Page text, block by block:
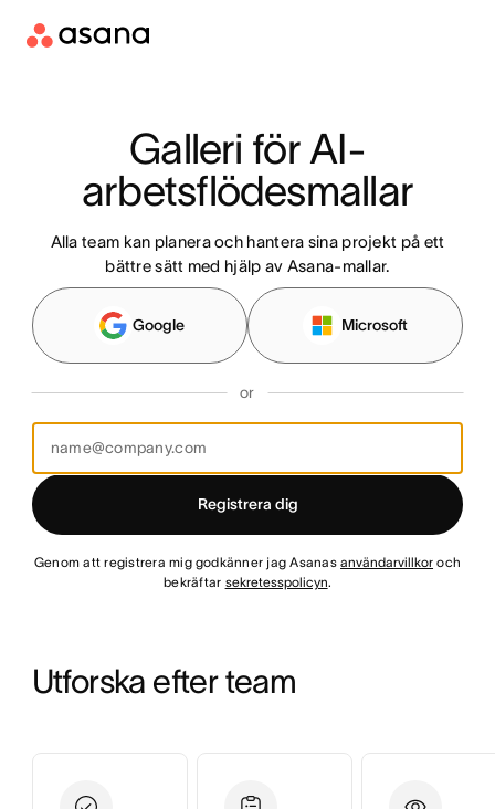
Galleri för AI-
arbetsflödesmallar
Alla team kan planera och hantera sina projekt på ett
bättre sätt med hjälp av Asana-mallar.
Google Microsoft
or
Registrera dig
Genom att registrera mig godkänner jag Asanasanvändarvillkor och
bekräftar sekretesspolicyn.
Utforska efter team